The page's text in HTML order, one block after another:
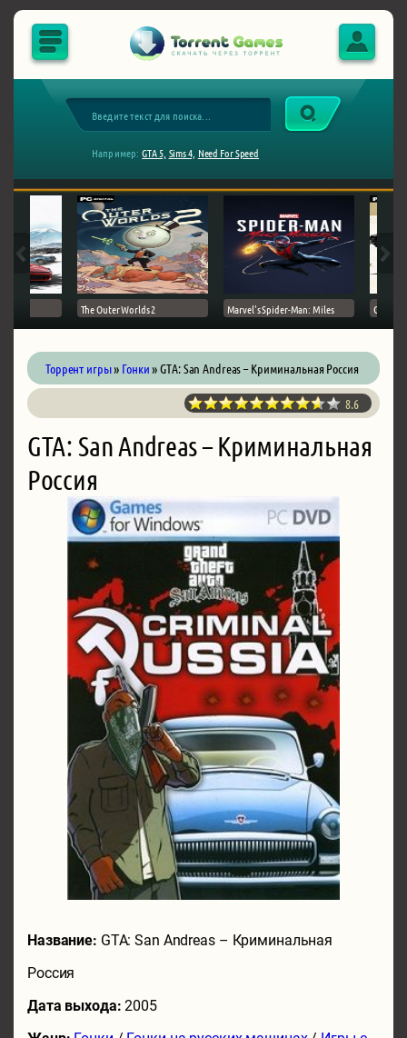
Например: GTA 5, Sims 4, Need For Speed
The Outer Worlds 2 Marvel's Spider-Man: Miles Ghost
Торрент игры» Гонки» GTA: San Andreas – Криминальная Россия
8.6
GTA: San Andreas – Криминальная
Россия
Название: GTA: San Andreas – Криминальная
Россия
Дата выхода:2005